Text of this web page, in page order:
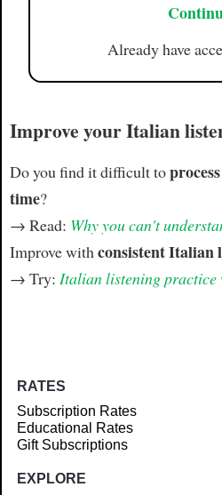
Already have
Improve your Italian
Do you find it difficult to
time?
→ Read: Why you can't
Improve withconsistent Italian
→ Try: Italian listening practice
RATES
Subscription Rates
Educational Rates
Gift Subscriptions
EXPLORE